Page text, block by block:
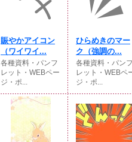
賑やかアイコン
（ワイワイ...
各種資料・パンフ
レット・WEBペー
ジ・ポ...
ひらめきのマー
ク（強調の...
各種資料・パンフ
レット・WEBペ
ジ・ポ...